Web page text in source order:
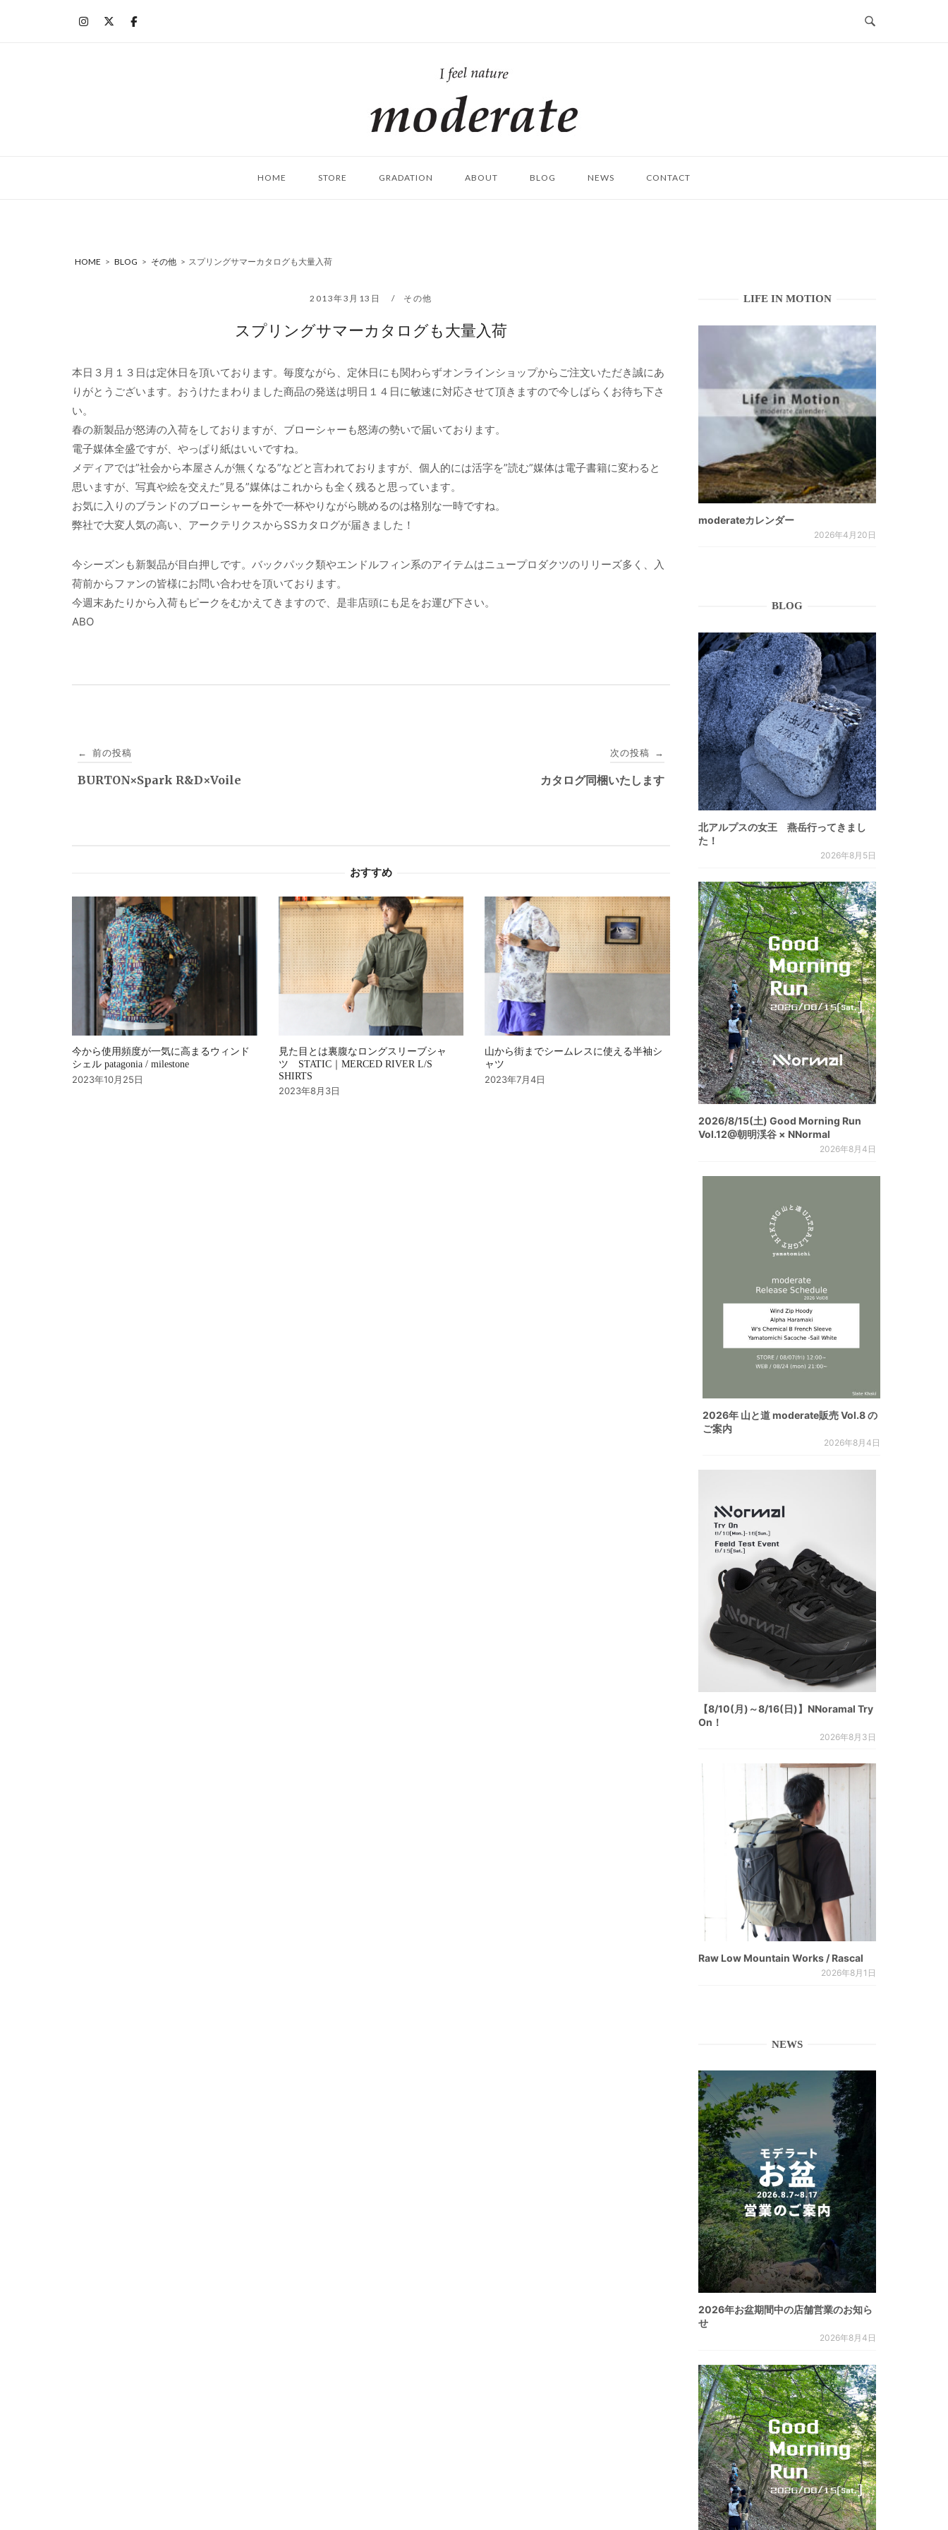
ム
HOME STORE GRADATION ABOUT BLOG NEWS CONTACT
HOME > BLOG > その他 > スプリングサマーカタログも大量入荷
2013年3月13日 その他
スプリングサマーカタログも大量入荷
本日３月１３日は定休日を頂いております。毎度ながら、定休日にも関わらずオンラインショップからご注文いただき誠にあ
りがとうございます。おうけたまわりました商品の発送は明日１４日に敏速に対応させて頂きますので今しばらくお待ち下さ
い。
春の新製品が怒涛の入荷をしておりますが、ブローシャーも怒涛の勢いで届いております。
電子媒体全盛ですが、やっぱり紙はいいですね。
メディアでは”社会から本屋さんが無くなる”などと言われておりますが、個人的には活字を”読む”媒体は電子書籍に変わると
思いますが、写真や絵を交えた”見る”媒体はこれからも全く残ると思っています。
お気に入りのブランドのブローシャーを外で一杯やりながら眺めるのは格別な一時ですね。
弊社で大変人気の高い、アークテリクスからSSカタログが届きました！
今シーズンも新製品が目白押しです。バックパック類やエンドルフィン系のアイテムはニュープロダクツのリリーズ多く、入
荷前からファンの皆様にお問い合わせを頂いております。
今週末あたりから入荷もピークをむかえてきますので、是非店頭にも足をお運び下さい。
ABO
稿
← 前の投稿
BURTON×Spark R&D×Voile
次の投稿 →
カタログ同梱いたします
おすすめ
今から使用頻度が一気に高まるウィンド
シェル patagonia / milestone
2023年10月25日
見た目とは裏腹なロングスリーブシャ
ツ STATIC｜MERCED RIVER L/S
SHIRTS
2023年8月3日
山から街までシームレスに使える半袖シ
ャツ
2023年7月4日
LIFE IN MOTION
moderateカレンダー
2026年4月20日
BLOG
北アルプスの女王 燕岳行ってきまし
た！
2026年8月5日
2026/8/15(土) Good Morning Run
Vol.12@朝明渓谷 × NNormal
2026年8月4日
2026年 山と道 moderate販売 Vol.8 の
ご案内
2026年8月4日
【8/10(月)～8/16(日)】NNoramal Try
On！
2026年8月3日
Raw Low Mountain Works / Rascal
2026年8月1日
NEWS
2026年お盆期間中の店舗営業のお知ら
せ
2026年8月4日